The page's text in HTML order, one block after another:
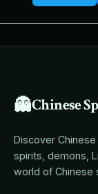
👻Chinese
Discover
spirits, demons,
world of Chinese